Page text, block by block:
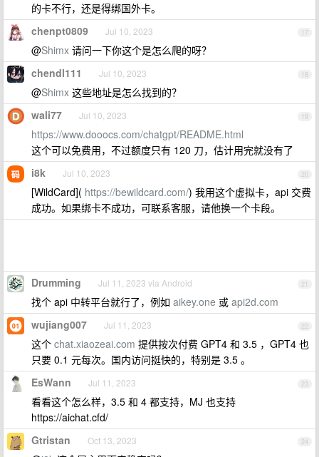
的卡不行，还是得绑国外卡。
17
chenpt0809 Jul 10, 2023
@Shimx 请问一下你这个是怎么爬的呀？
18
chendl111 Jul 10, 2023
@Shimx 这些地址是怎么找到的？
19
wali77 Jul 10, 2023
https://www.dooocs.com/chatgpt/README.html
这个可以免费用，不过额度只有 120 刀，估计用完就没有了
20
i8k Jul 10, 2023
[WildCard]( https://bewildcard.com/) 我用这个虚拟卡，api 交费
成功。如果绑卡不成功，可联系客服，请他换一个卡段。
21
Drumming Jul 11, 2023 via Android
找个 api 中转平台就行了，例如 aikey.one 或 api2d.com
22
wujiang007 Jul 11, 2023
这个 chat.xiaozeai.com 提供按次付费 GPT4 和 3.5 ，GPT4 也
只要 0.1 元每次。国内访问挺快的，特别是 3.5 。
23
EsWann Jul 11, 2023
看看这个怎么样，3.5 和 4 都支持，MJ 也支持
https://aichat.cfd/
24
Gtristan Oct 13, 2023